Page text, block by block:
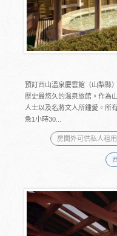
預訂西山溫泉慶雲館（山梨縣
歷史最悠久的溫泉旅館。作為
人士以及名將文人所鍾愛。所
急1小時30...
房間外可供私人租